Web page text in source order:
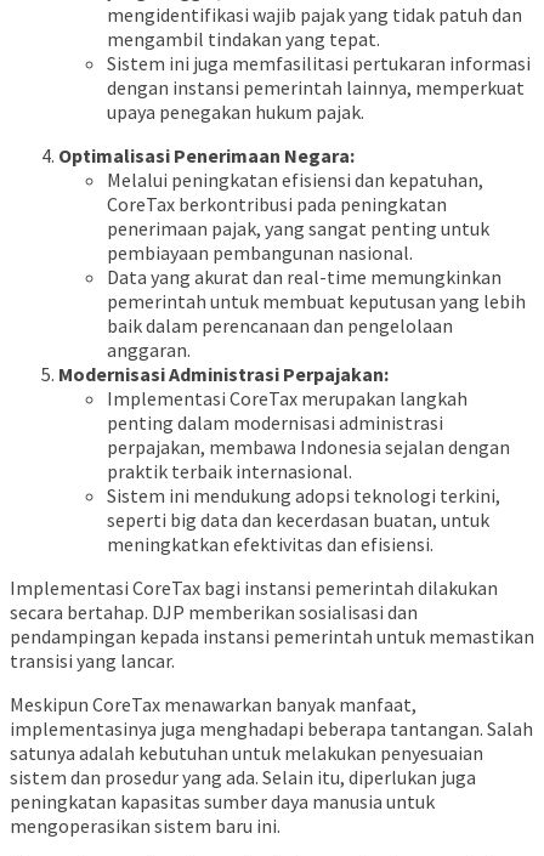
mengidentifikasi wajib pajak yang tidak patuh dan
mengambil tindakan yang tepat.
Sistem ini juga memfasilitasi pertukaran informasi
dengan instansi pemerintah lainnya, memperkuat
upaya penegakan hukum pajak.
Optimalisasi Penerimaan Negara:
Melalui peningkatan efisiensi dan kepatuhan,
CoreTax berkontribusi pada peningkatan
penerimaan pajak, yang sangat penting untuk
pembiayaan pembangunan nasional.
Data yang akurat dan real-time memungkinkan
pemerintah untuk membuat keputusan yang lebih
baik dalam perencanaan dan pengelolaan
anggaran.
Modernisasi Administrasi Perpajakan:
Implementasi CoreTax merupakan langkah
penting dalam modernisasi administrasi
perpajakan, membawa Indonesia sejalan dengan
praktik terbaik internasional.
Sistem ini mendukung adopsi teknologi terkini,
seperti big data dan kecerdasan buatan, untuk
meningkatkan efektivitas dan efisiensi.
Implementasi CoreTax bagi instansi pemerintah dilakukan
secara bertahap. DJP memberikan sosialisasi dan
pendampingan kepada instansi pemerintah untuk memastikan
transisi yang lancar.
Meskipun CoreTax menawarkan banyak manfaat,
implementasinya juga menghadapi beberapa tantangan. Salah
satunya adalah kebutuhan untuk melakukan penyesuaian
sistem dan prosedur yang ada. Selain itu, diperlukan juga
peningkatan kapasitas sumber daya manusia untuk
mengoperasikan sistem baru ini.